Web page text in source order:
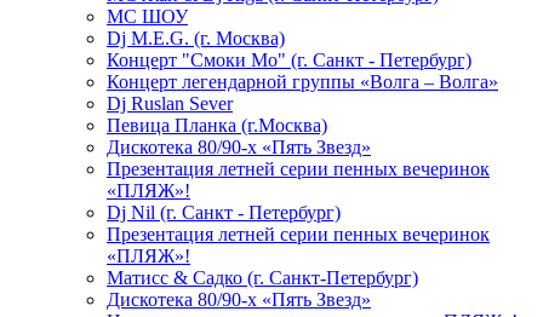
МС ШОУ
Dj M.E.G. (г. Москва)
Концерт "Смоки Мо" (г. Санкт - Петербург)
Концерт легендарной группы «Волга – Волга»
Dj Ruslan Sever
Певица Планка (г.Москва)
Дискотека 80/90-х «Пять Звезд»
Презентация летней серии пенных вечеринок
«ПЛЯЖ»!
Dj Nil (г. Санкт - Петербург)
Презентация летней серии пенных вечеринок
«ПЛЯЖ»!
Матисс & Садко (г. Санкт-Петербург)
Дискотека 80/90-х «Пять Звезд»